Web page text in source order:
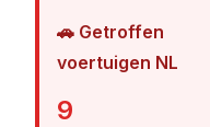
🚗 Getroffen
voertuigen NL
9